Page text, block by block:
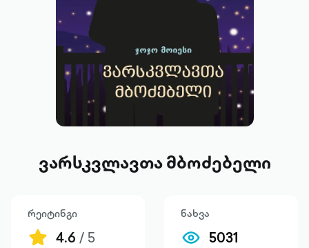
ვარსკვლავთა მბოძებელი
რეიტინგი
4.6 / 5
ნახვა
5031